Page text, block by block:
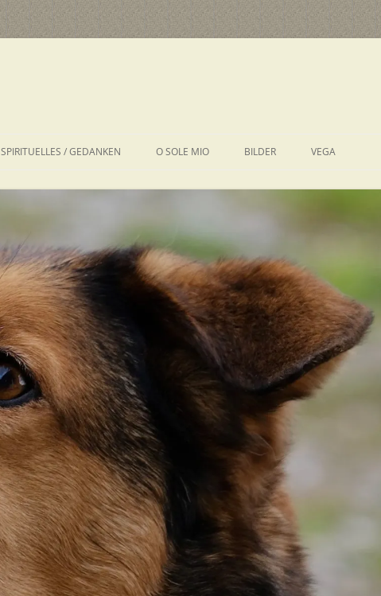
SPIRITUELLES / GEDANKEN O SOLE MIO BILDER VEGA